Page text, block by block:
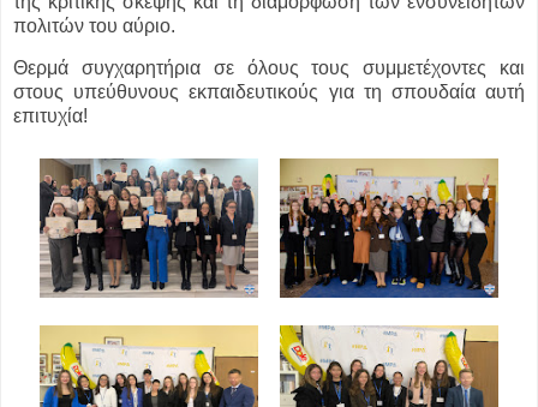
πολιτών του αύριο.
Θερμά συγχαρητήρια σε όλους τους συμμετέχοντες και
στους υπεύθυνους εκπαιδευτικούς για τη σπουδαία αυτή
επιτυχία!